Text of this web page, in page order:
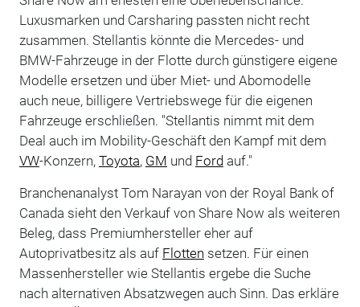
Luxusmarken und Carsharing passten nicht recht
zusammen. Stellantis könnte die Mercedes- und
BMW-Fahrzeuge in der Flotte durch günstigere eigene
Modelle ersetzen und über Miet- und Abomodelle
auch neue, billigere Vertriebswege für die eigenen
Fahrzeuge erschließen. "Stellantis nimmt mit dem
Deal auch im Mobility-Geschäft den Kampf mit dem
VW-Konzern, Toyota, GM und Fordauf."
Branchenanalyst Tom Narayan von der Royal Bank of
Canada sieht den Verkauf von Share Now als weiteren
Beleg, dass Premiumhersteller eher auf
Autoprivatbesitz als auf Flotten setzen. Für einen
Massenhersteller wie Stellantis ergebe die Suche
nach alternativen Absatzwegen auch Sinn. Das erkläre